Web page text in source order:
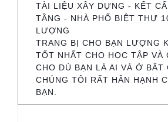
TÀI LIỆU XÂY DỰNG - KẾT
TẦNG - NHÀ PHỐ BIỆT THỰ
LƯỢNG
TRANG BỊ CHO BẠN LƯỢNG
TỐT NHẤT CHO HỌC TẬP VÀ
CHO DÙ BẠN LÀ AI VÀ Ở BẤT
CHÚNG TÔI RẤT HÂN HẠNH
BẠN.